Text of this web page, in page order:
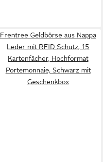
Frentree Geldbörse aus Nappa
Leder mit RFID Schutz, 15
Kartenfächer, Hochformat
Portemonnaie, Schwarz mit
Geschenkbox